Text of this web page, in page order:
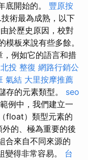
底開始的。 豐原按
術最為成熟，以下
於歷史原因，校對
板來說有些多餘。
，例如它的語言和措
北投 整復 網路行銷公
氣結 大里按摩推薦
存的元素類型。 seo
例中，我們建立一
float）類型元素的
的、極為重要的後
合來自不同來源的
變得非常容易。 台